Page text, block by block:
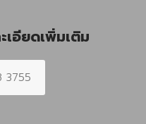
เอียดเพิ่มเติม
3755